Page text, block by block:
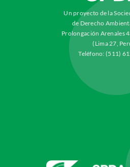
Un proyecto de la
de Derecho
Prolongación Arenales
(Lima 27,
Teléfono: (511)